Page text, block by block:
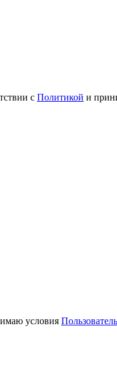
с Политикой и
условия